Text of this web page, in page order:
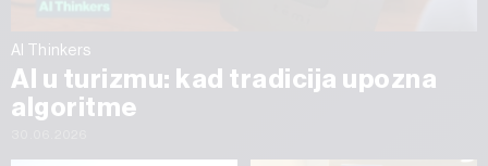
AI Thinkers
AI u turizmu: kad tradicija upozna
algoritme